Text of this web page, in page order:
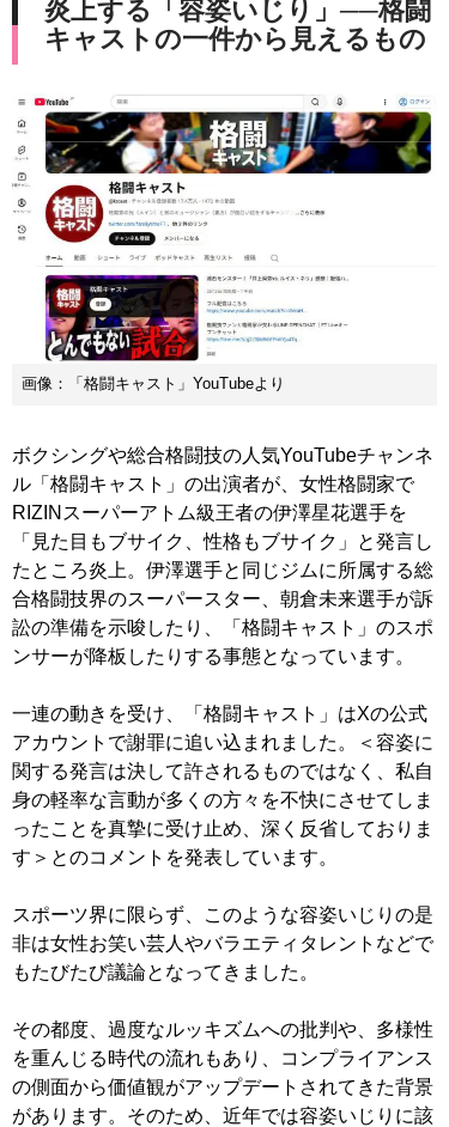
炎上する「容姿いじり」──格闘
キャストの一件から見えるもの
画像：「格闘キャスト」YouTubeより
ボクシングや総合格闘技の人気YouTubeチャンネ
ル「格闘キャスト」の出演者が、女性格闘家で
RIZINスーパーアトム級王者の伊澤星花選手を
「見た目もブサイク、性格もブサイク」と発言し
たところ炎上。伊澤選手と同じジムに所属する総
合格闘技界のスーパースター、朝倉未来選手が訴
訟の準備を示唆したり、「格闘キャスト」のスポ
ンサーが降板したりする事態となっています。
一連の動きを受け、「格闘キャスト」はXの公式
アカウントで謝罪に追い込まれました。＜容姿に
関する発言は決して許されるものではなく、私自
身の軽率な言動が多くの方々を不快にさせてしま
ったことを真摯に受け止め、深く反省しておりま
す＞とのコメントを発表しています。
スポーツ界に限らず、このような容姿いじりの是
非は女性お笑い芸人やバラエティタレントなどで
もたびたび議論となってきました。
その都度、過度なルッキズムへの批判や、多様性
を重んじる時代の流れもあり、コンプライアンス
の側面から価値観がアップデートされてきた背景
があります。そのため、近年では容姿いじりに該